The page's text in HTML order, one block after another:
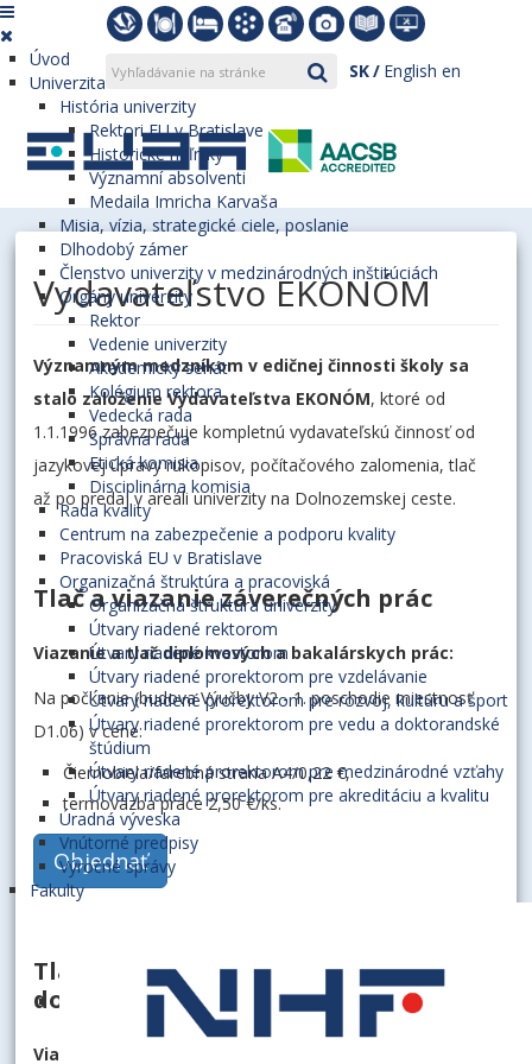
SK English en
Úvod
Univerzita
História univerzity
Rektori EU v Bratislave
Historické míľniky
Významní absolventi
Medaila Imricha Karvaša
Misia, vízia, strategické ciele, poslanie
Dlhodobý zámer
Členstvo univerzity v medzinárodných inštitúciách
Orgány univerzity
Rektor
Vedenie univerzity
Akademický senát
Kolégium rektora
Vedecká rada
Správna rada
Etická komisia
Disciplinárna komisia
Rada kvality
Centrum na zabezpečenie a podporu kvality
Pracoviská EU v Bratislave
Organizačná štruktúra a pracoviská
Organizačná štruktúra univerzity
Útvary riadené rektorom
Útvary riadené kvestorom
Útvary riadené prorektorom pre vzdelávanie
Útvary riadené prorektorom pre rozvoj, kultúru a šport
Útvary riadené prorektorom pre vedu a doktorandské
štúdium
Útvary riadené prorektorom pre medzinárodné vzťahy
Útvary riadené prorektorom pre akreditáciu a kvalitu
Úradná výveska
Vnútorné predpisy
Výročné správy
Fakulty
Vydavateľstvo EKONÓM
Významným medzníkom v edičnej činnosti školy sa
stalo založenie Vydavateľstva EKONÓM, ktoré od
1.1.1996 zabezpečuje kompletnú vydavateľskú činnosť od
jazykovej úpravy rukopisov, počítačového zalomenia, tlač
až po predaj v areáli univerzity na Dolnozemskej ceste.
Tlač a viazanie záverečných prác
Viazaniea tlač diplomových a bakalárskych prác:
Na počkanie (budova Výučby V2 - 1. poschodie miestnosť
D1.06) v cene:
Čiernobiela/farebná strana A4/0,22 €,
termoväzba práce 2,50 €/ks.
Objednať
Tlač a viazanie autoreferátov pre
doktorandov
Viazanie